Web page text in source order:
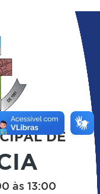
DE
às 13:00